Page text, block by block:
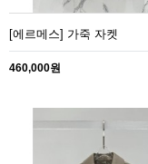
[에르메스] 가죽 자켓
460,000원